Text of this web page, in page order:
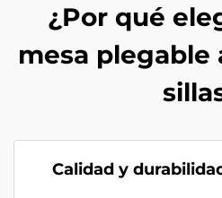
¿Por qué
mesa plegable
Calidad y